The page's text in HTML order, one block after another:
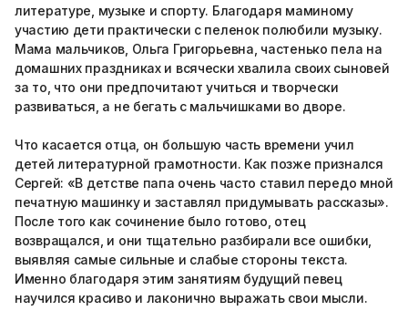
литературе, музыке и спорту. Благодаря маминому
участию дети практически с пеленок полюбили музыку.
Мама мальчиков, Ольга Григорьевна, частенько пела на
домашних праздниках и всячески хвалила своих сыновей
за то, что они предпочитают учиться и творчески
развиваться, а не бегать с мальчишками во дворе.
Что касается отца, он большую часть времени учил
детей литературной грамотности. Как позже признался
Сергей: «В детстве папа очень часто ставил передо мной
печатную машинку и заставлял придумывать рассказы».
После того как сочинение было готово, отец
возвращался, и они тщательно разбирали все ошибки,
выявляя самые сильные и слабые стороны текста.
Именно благодаря этим занятиям будущий певец
научился красиво и лаконично выражать свои мысли.